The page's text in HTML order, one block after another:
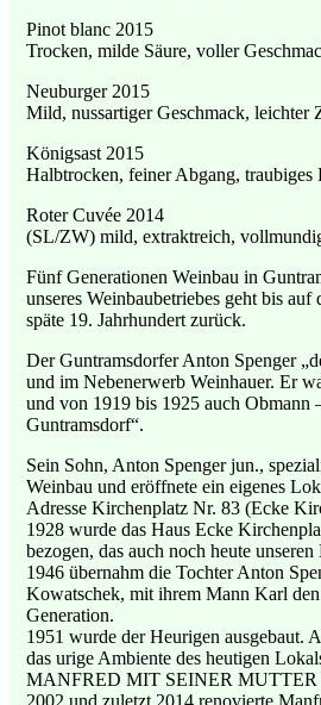
Pinot blanc 2015
Trocken, milde Säure, voller
Neuburger 2015
Mild, nussartiger Geschmack, leichter
Königsast 2015
Halbtrocken, feiner Abgang, traubiges
Roter Cuvée 2014
(SL/ZW) mild, extraktreich,
Fünf Generationen Weinbau in
unseres Weinbaubetriebes geht bis auf
späte 19. Jahrhundert zurück.
Der Guntramsdorfer Anton Spenger
und im Nebenerwerb Weinhauer. Er
und von 1919 bis 1925 auch Obmann
Guntramsdorf“.
Sein Sohn, Anton Spenger jun.,
Weinbau und eröffnete ein eigenes
Adresse Kirchenplatz Nr. 83 (Ecke
1928 wurde das Haus Ecke
bezogen, das auch noch heute
1946 übernahm die Tochter Anton
Kowatschek, mit ihrem Mann Karl
Generation.
1951 wurde der Heurigen ausgebaut.
das urige Ambiente des heutigen
MANFRED MIT SEINER
2002 und zuletzt 2014 renovierte